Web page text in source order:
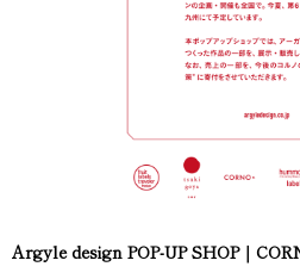
Argyle design POP-UP SHOP｜